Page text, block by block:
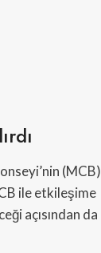
(MCB)
ile etkileşime
açısından da